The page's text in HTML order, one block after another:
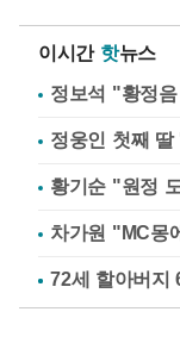
이시간 핫뉴스
정보석 "황정
정웅인 첫째
황기순 "원정